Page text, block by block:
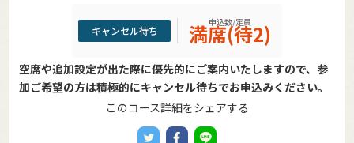
キャンセル待ち
申込数/定員
満席(待2)
空席や追加設定が出た際に優先的にご案内いたしますので、参
加ご希望の方は積極的にキャンセル待ちでお申込みください。
このコース詳細をシェアする